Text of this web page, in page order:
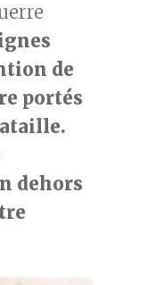
de
portés
dehors